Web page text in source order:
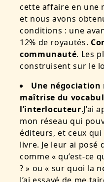
cette affaire en une
et nous avons
conditions : une
12% de royautés.
communauté. Les
construisent sur le
Une négociation
maîtrise du
l’interlocuteur.J’ai
mon réseau qui
éditeurs, et ceux
livre. Je leur ai posé
comme « qu’est-ce
? » ou « sur quoi la